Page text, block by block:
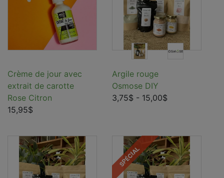
Crème de jour avec
extrait de carotte
Rose Citron
15,95$
Argile rouge
Osmose DIY
3,75$ - 15,00$
SPÉCIAL